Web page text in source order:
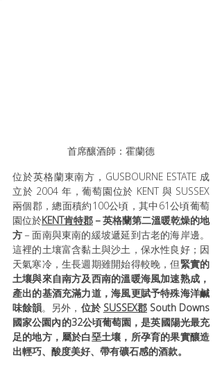
首席釀酒師：霍蘭德
位於英格蘭東南方，GUSBOURNE ESTATE 成
立於 2004 年，葡萄園位於 KENT 與 SUSSEX
兩個郡，總面積約100公頃，其中61公頃葡萄
園位於KENT肯特郡 －英格蘭第二溫暖乾燥的地
方 －面南與東南的緩坡遞延到古老的海岸邊。
這裡的土壤富含黏土與沙土，保水性良好；因
天氣寒冷，生長週期雖開始得較晚，但緊實的
土壤與來自南方及西南的溫暖海風加速熟成，
產出的基酒充滿力道，海風更賦予特殊海洋鹹
味餘韻。另外， 位於 SUSSEX郡 South Downs
國家公園內的32公頃葡萄園，是英國陽光最充
足的地方，屬於白堊土壤，所孕育的果實釀造
出輕巧、酸度美好、帶有礦石感的酒款。